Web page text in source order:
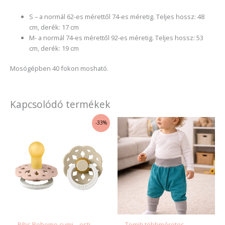
S – a normál 62-es mérettől 74-es méretig. Teljes hossz: 48
cm, derék: 17 cm
M- a normál 74-es mérettől 92-es méretig. Teljes hossz: 53
cm, derék: 19 cm
Mosógépben 40 fokon mosható.
Kapcsolódó termékek
-33%
890 Ft.
280 Ft.
Ennek
a
terméknek
több
variációja
van.
termékoldalon
a
több
van.